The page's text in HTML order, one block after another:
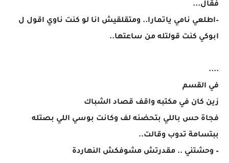
فقال...
–اطلعي نامي ياتمارا.. ومتقلقيش انا لو كنت ناوي اقول ل
ابوكي كنت قولتله من ساعتها..
....
في القسم
زين كان في مكتبه واقف قصاد الشباك
فجاة حس باللي بتحضنه لف وكانت بوسي اللي بصتله
ببتسامة تدوب وقالت..
– وحشتني .. مقدرتش مشوفكش النهاردة